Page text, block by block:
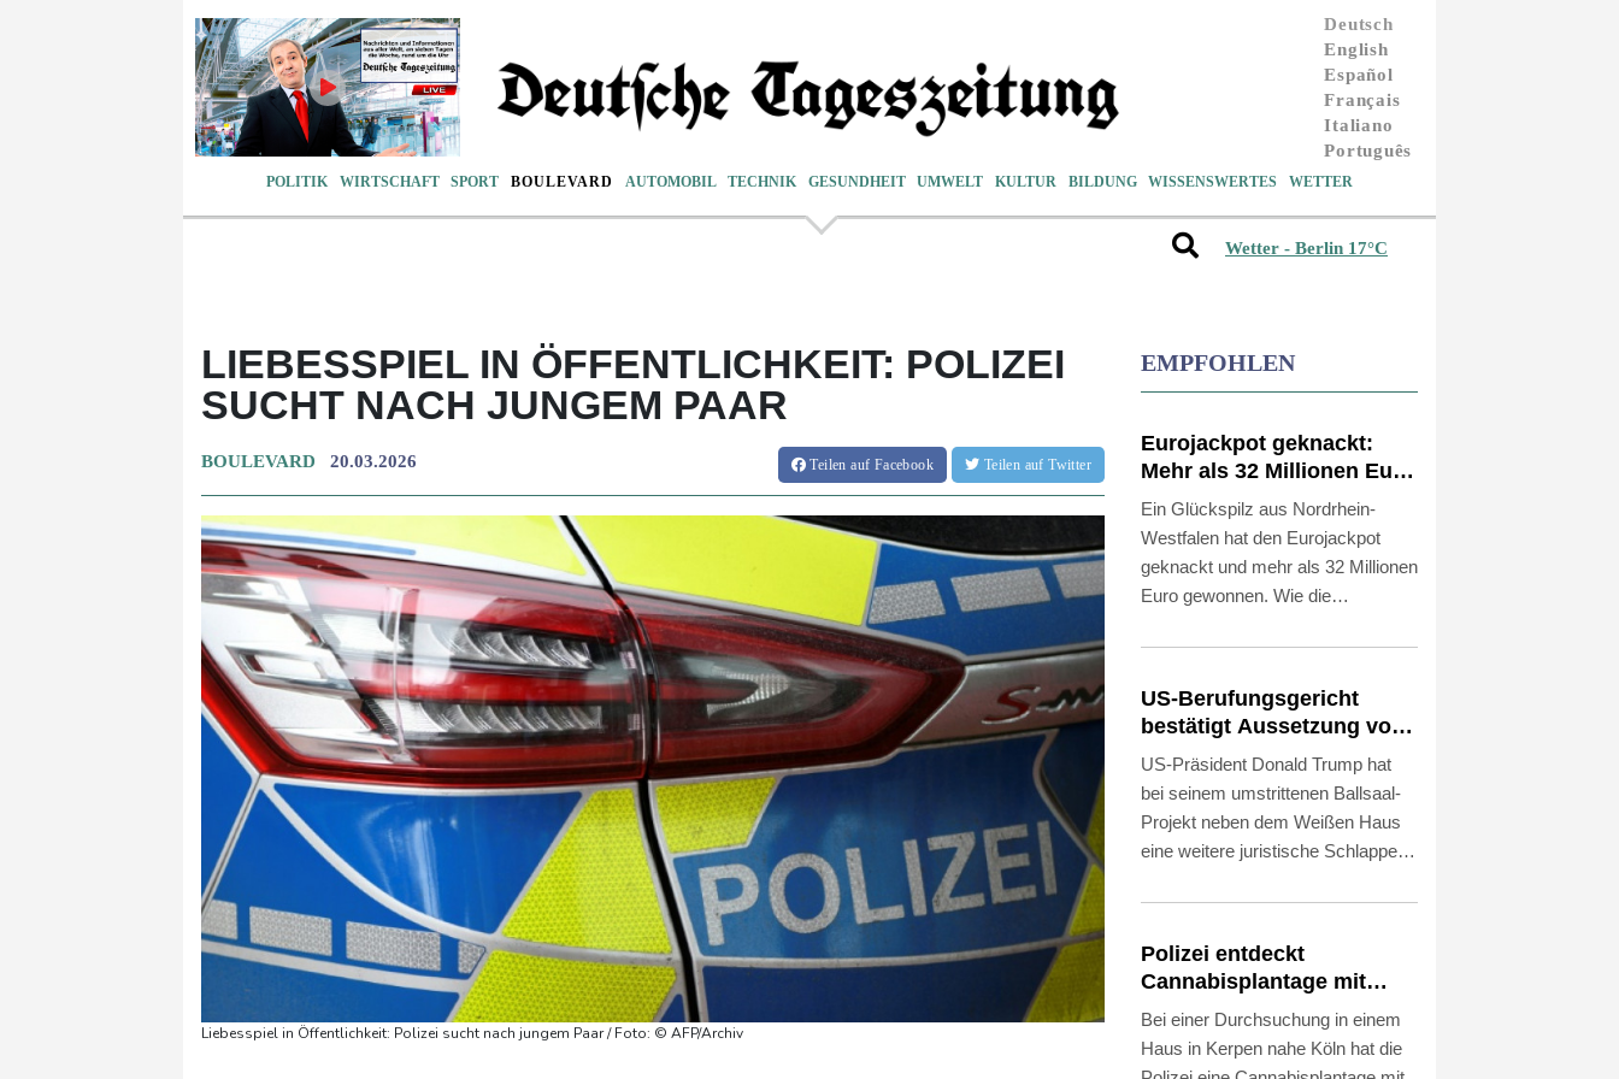
Deutsch
English
Español
Français
Italiano
Português
POLITIK WIRTSCHAFT SPORT BOULEVARD AUTOMOBIL TECHNIK GESUNDHEIT UMWELT KULTUR BILDUNG WISSENSWERTES WETTER
Wetter - Berlin 17°C
LIEBESSPIEL IN ÖFFENTLICHKEIT: POLIZEI
SUCHT NACH JUNGEM PAAR
BOULEVARD 20.03.2026 Teilenauf Facebook Teilen auf Twitter
Liebesspiel in Öffentlichkeit: Polizei sucht nach jungem Paar / Foto: © AFP/Archiv
EMPFOHLEN
Eurojackpot geknackt:
Mehr als 32 Millionen Euro
gehen nach Nordrhein-
Westfalen
Ein Glückspilz aus Nordrhein-
Westfalen hat den Eurojackpot
geknackt und mehr als 32 Millionen
Euro gewonnen. Wie die
mitteilte, bekommt die Gewinnerin
Euro. Die richtigen Gewinnzahlen
lauteten eins, drei, sechs, 13 und
23, mit den Eurozahlen fünf und
sieben.
US-Berufungsgericht
bestätigt Aussetzung von
Trumps umstrittenen
Ballsaal-Plänen
US-Präsident Donald Trump hat
bei seinem umstrittenen Ballsaal-
Projekt neben dem Weißen Haus
eine weitere juristische Schlappe
Bundesberufungsgericht bestätigte
Richter angeordnete Aussetzung
der Bauarbeiten. Es begründete
sein Urteil mit der fehlenden
Zustimmung des Kongresses und
Polizei entdeckt
Cannabisplantage mit
mehr als 900 Pflanzen in
Kerpen - Festnahme
Bei einer Durchsuchung in einem
Haus in Kerpen nahe Köln hat die